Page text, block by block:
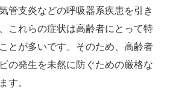
管支炎などの呼吸器系疾患を引き
これらの症状は高齢者にとって特
とが多いです。そのため、高齢者
の発生を未然に防ぐための厳格な
す。